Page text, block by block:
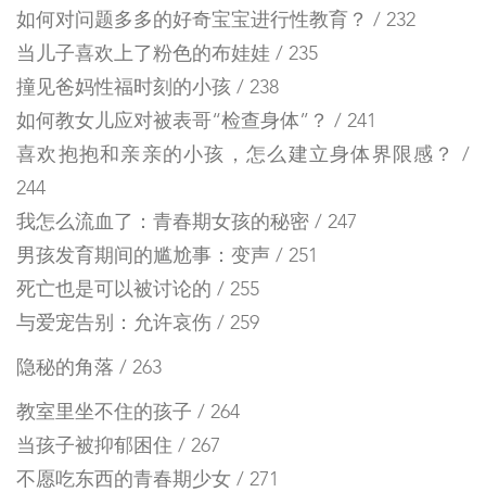
如何对问题多多的好奇宝宝进行性教育？ / 232
当儿子喜欢上了粉色的布娃娃 / 235
撞见爸妈性福时刻的小孩 / 238
如何教女儿应对被表哥“检查身体”？ / 241
喜欢抱抱和亲亲的小孩，怎么建立身体界限感？ /
244
我怎么流血了：青春期女孩的秘密 / 247
男孩发育期间的尴尬事：变声 / 251
死亡也是可以被讨论的 / 255
与爱宠告别：允许哀伤 / 259
隐秘的角落 / 263
教室里坐不住的孩子 / 264
当孩子被抑郁困住 / 267
不愿吃东西的青春期少女 / 271